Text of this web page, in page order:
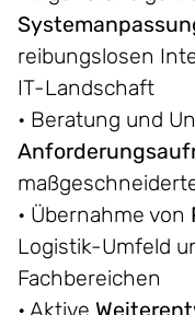
reibungslosen
IT-Landschaft
• Beratung und
• Übernahme von
Logistik-Umfeld
Fachbereichen